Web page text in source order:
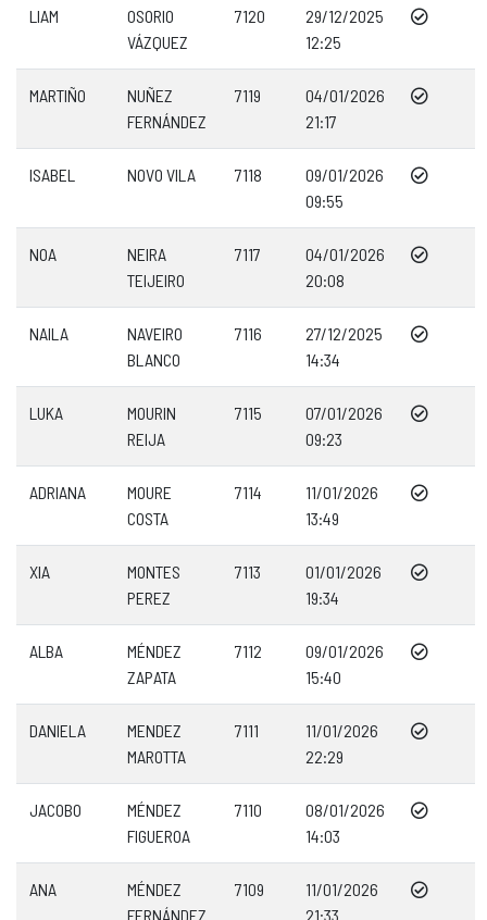
LIAM
OSORIO
VÁZQUEZ
7120
29/12/2025
12:25
MARTIÑO
NUÑEZ
FERNÁNDEZ
7119
04/01/2026
21:17
ISABEL NOVO VILA 7118
09/01/2026
09:55
NOA
NEIRA
TEIJEIRO
7117
04/01/2026
20:08
NAILA
NAVEIRO
BLANCO
7116
27/12/2025
14:34
LUKA
MOURIN
REIJA
7115
07/01/2026
09:23
ADRIANA
MOURE
COSTA
7114
11/01/2026
13:49
XIA
MONTES
PEREZ
7113
01/01/2026
19:34
ALBA
MÉNDEZ
ZAPATA
7112
09/01/2026
15:40
DANIELA
MENDEZ
MAROTTA
7111
11/01/2026
22:29
JACOBO
MÉNDEZ
FIGUEROA
7110
08/01/2026
14:03
ANA
MÉNDEZ
FERNÁNDEZ
7109
11/01/2026
21:33